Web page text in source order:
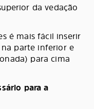
da vedação
é mais fácil inserir
parte inferior e
para cima
para a